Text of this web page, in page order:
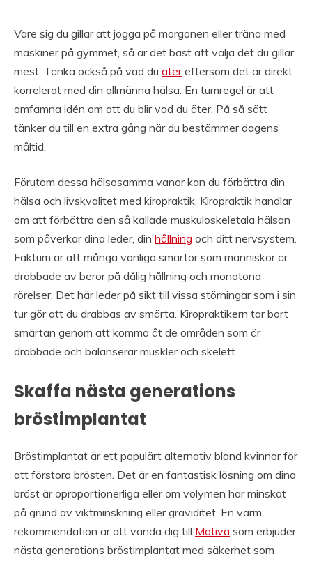
Vare sig du gillar att jogga på morgonen eller träna med
maskiner på gymmet, så är det bäst att välja det du gillar
mest. Tänka också på vad du ätereftersom det är direkt
korrelerat med din allmänna hälsa. En tumregel är att
omfamna idén om att du blir vad du äter. På så sätt
tänker du till en extra gång när du bestämmer dagens
måltid.
Förutom dessa hälsosamma vanor kan du förbättra din
hälsa och livskvalitet med kiropraktik. Kiropraktik handlar
om att förbättra den så kallade muskuloskeletala hälsan
som påverkar dina leder, din hållning och ditt nervsystem.
Faktum är att många vanliga smärtor som människor är
drabbade av beror på dålig hållning och monotona
rörelser. Det här leder på sikt till vissa störningar som i sin
tur gör att du drabbas av smärta. Kiropraktikern tar bort
smärtan genom att komma åt de områden som är
drabbade och balanserar muskler och skelett.
Skaffa nästa generations
bröstimplantat
Bröstimplantat är ett populärt alternativ bland kvinnor för
att förstora brösten. Det är en fantastisk lösning om dina
bröst är oproportionerliga eller om volymen har minskat
på grund av viktminskning eller graviditet. En varm
rekommendation är att vända dig till Motiva som erbjuder
nästa generations bröstimplantat med säkerhet som